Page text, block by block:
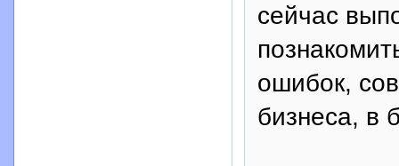
сейчас
ошибок,
бизнеса, в